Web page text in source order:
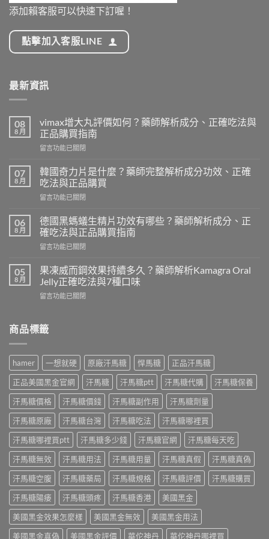
添加賴客服可以快速下訂喔！
點擊加入客服LINE
最新資訊
08
8 月
vimax增大丸評價如何？藥師解析成分、正確吃法與
正品購買指南
在
增
大
丸
評
如
何？
藥
師
析
成
正
法
購
買
指
南〉
中
留言功能已關閉
07
8 月
韓國奇力片是什麼？藥師完整解析成分功效、正確
吃法與正品購買
在
國
奇
力
片
什
麼？
師
解
功
效、
正
確
吃
法
與
正
品
購
買〉
中
留言功能已關閉
06
8 月
德國黑螞蟻生精片功效有哪些？藥師解析成分、正
確吃法與正品購買指南
在
國
黑
螞
蟻
片
有
哪
些？
藥
師
解
析
成
分、
正
確
吃
法
與
正
品
購
買
留言功能已關閉
05
8 月
果凍威而鋼效果持續多久？藥師解析Kamagra Oral
Jelly正確吃法與7種口味
在
威
而
效
持
續
多
久？
藥
師
解
析
Kamagra
Oral
Jelly
正
確
吃
法
與
留言功能已關閉
商品標籤
hamer 一想就硬 原廠汗馬糖 悍馬糖
正品汗馬糖
正品美國黑金官網
汗馬糖 汗馬糖ptt 汗馬糖代購
汗馬糖保養
汗馬糖價格
汗馬糖價錢 汗馬糖副作用
汗馬糖劑量
汗馬糖原廠
汗馬糖台灣 汗馬糖吃法
汗馬糖哪裡買
汗馬糖哪裡買ptt
汗馬糖多少錢 汗馬糖官網
汗馬糖每天吃
汗馬糖無效
汗馬糖用法 汗馬糖用量 汗馬糖真假
汗馬糖真偽
汗馬糖空腹
汗馬糖藥局 汗馬糖規格 汗馬糖評價
汗馬糖購買
汗馬糖陽痿
汗馬糖頭疼 汗馬糖香港
美國黑金
美國黑金效果怎麼樣
美國黑金無效
美國黑金用法
美國黑金真偽
美國黑金評價 華佗神丹 華佗神丹哪裡買